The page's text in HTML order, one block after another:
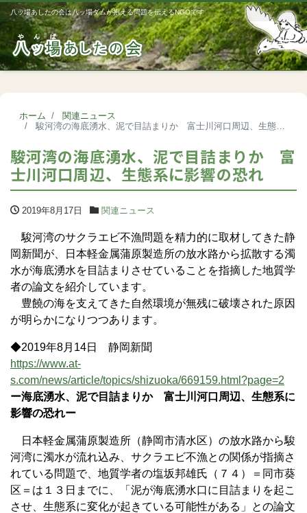
八ッ場あしたの会は八ッ場ダムが抱える問題を伝えるNGOです
ホーム
関連ニュース
駿河湾の海底湧水、泥で目詰まりか 富士川河口周辺、生態系に影響の恐れ
駿河湾の海底湧水、泥で目詰まりか 富
士川河口周辺、生態系に影響の恐れ
2019年8月17日 関連ニュース
駿河湾のサクラエビ不漁問題を精力的に取材してきた静
岡新聞が、日本軽金属蒲原製造所の放水路から拡散する濁
水が海底湧水を目詰まりさせていることを指摘した地質学
者の論文を紹介しています。
豊饒の海を支えてきた自然環境が無残に破壊された原因
が明らかになりつつあります。
◆2019年8月14日 静岡新聞
https://www.at-
s.com/news/article/topics/shizuoka/669159.html?page=2
ー海底湧水、泥で目詰まりか 富士川河口周辺、生態系に
影響の恐れー
日本軽金属蒲原製造所（静岡市清水区）の放水路から駿
河湾に濁水が流れ込み、サクラエビ不漁との関係が指摘さ
れている問題で、地質学者の塩坂邦雄氏（７４）＝同市葵
区＝は１３日までに、「泥が海底湧水口に目詰まりを起こ
させ、生態系に変化が起きている可能性がある」との論文